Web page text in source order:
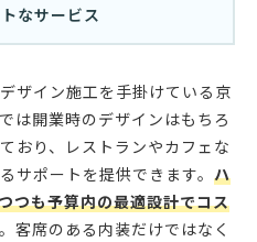
なサービス
ザイン施工を手掛けている京
は開業時のデザインはもちろ
おり、レストランやカフェな
サポートを提供できます。 ハ
つも予算内の最適設計でコス
客席のある内装だけではなく